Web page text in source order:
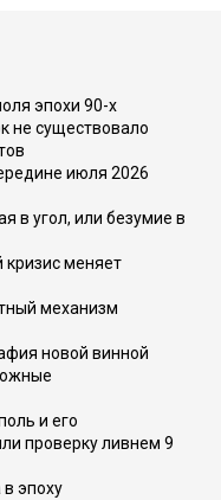
эпохи 90-х
не существовало
июля 2026
в угол, или безумие в
кризис меняет
механизм
новой винной
южные
и его
проверку ливнем 9
эпоху